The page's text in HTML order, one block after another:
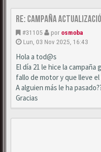
Re: Campaña
#31105 por osmoba
Lun, 03 Nov 2025, 16:43
Hola a tod@s
El día 21 le hice la campaña
fallo de motor y que lleve
A alguien más le ha
Gracias